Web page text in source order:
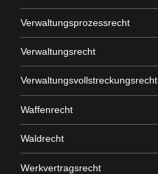
Verwaltungsprozessrecht
Verwaltungsrecht
Verwaltungsvollstreckungsrecht
Waffenrecht
Waldrecht
Werkvertragsrecht